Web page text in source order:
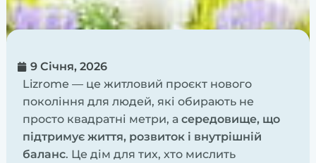
9 Січня, 2026
Lizrome — це житловий проєкт нового
покоління для людей, які обирають не
просто квадратні метри, а середовище, що
підтримує життя, розвиток і внутрішній
баланс. Це дім для тих, хто мислить